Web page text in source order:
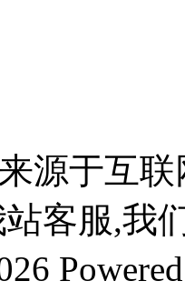
源于互
客服,我